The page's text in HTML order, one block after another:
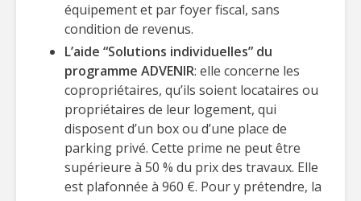
équipement et par foyer fiscal, sans
condition de revenus.
L’aide “Solutions individuelles” du
programme ADVENIR: elle concerne les
copropriétaires, qu’ils soient locataires ou
propriétaires de leur logement, qui
disposent d’un box ou d’une place de
parking privé. Cette prime ne peut être
supérieure à 50 % du prix des travaux. Elle
est plafonnée à 960 €. Pour y prétendre, la